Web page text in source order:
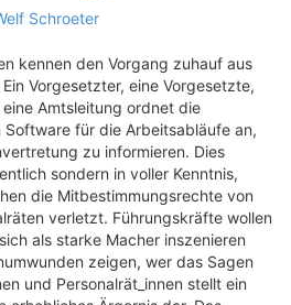
Schroeter
kennen den Vorgang zuhauf aus
Vorgesetzter, eine Vorgesetzte,
Amtsleitung ordnet die
Software für die Arbeitsabläufe an,
zu informieren. Dies
sondern in voller Kenntnis,
die Mitbestimmungsrechte von
verletzt. Führungskräfte wollen
als starke Macher inszenieren
zeigen, wer das Sagen
und Personalrät_innen stellt ein